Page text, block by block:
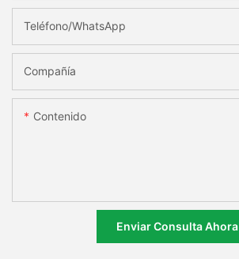
Teléfono/WhatsApp
Compañía
Contenido
Enviar Consulta Ahora